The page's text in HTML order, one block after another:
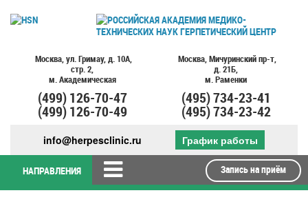
Москва, ул. Гримау, д. 10А,
стр. 2,
м. Академическая
(499)126-70-47
(499)126-70-49
Москва, Мичуринский пр-т,
д. 21Б,
м. Раменки
(495)734-23-41
(495)734-23-42
info@herpesclinic.ru График работы
НАПРАВЛЕНИЯ Запись на приём